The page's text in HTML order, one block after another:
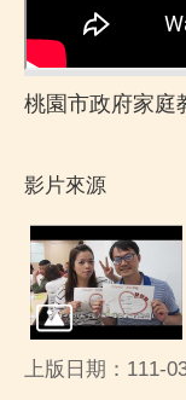
桃園市政府家庭
影片來源
上版日期：111-